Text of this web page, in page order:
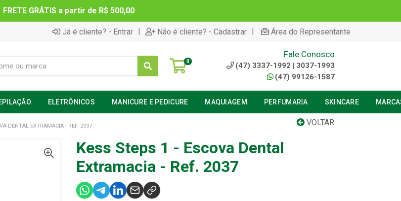
FRETE GRÁTIS a partir de R$ 500,00
Já é cliente? - Entrar | Não é cliente? - Cadastrar | Área do Representante
0
Fale Conosco
(47) 3337-1992 | 3037-1993
(47) 99126-1587
ELETRÔNICOS MANICURE E PEDICURE MAQUIAGEM PERFUMARIA SKINCARE
VOLTAR
DENTAL EXTRAMACIA - REF. 2037
Kess Steps 1 - Escova Dental
Extramacia - Ref. 2037